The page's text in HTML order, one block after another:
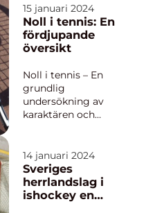
framgångsrika
fotbollsföreningar.
AIK grundades år 1891
och har sedan dess
svenska fotbollsserien,
Allsvenskan. Laget ...
15 januari 2024
Noll i tennis: En
fördjupande
översikt
Noll i tennis – En
grundlig
undersökning av
karaktären och
Tennis, en idrott som
blomstrat i
popularitet över åren,
erbjuder en mängd
14 januari 2024
Sveriges
herrlandslag i
ishockey en